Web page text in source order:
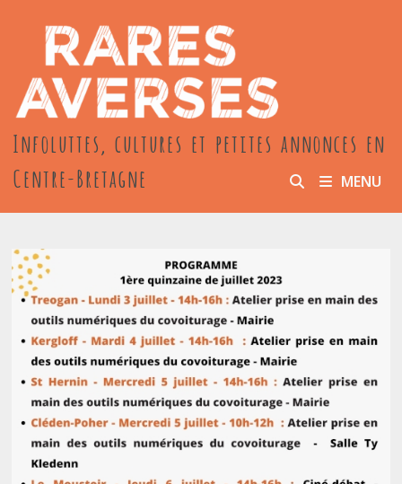
contenu
Infoluttes, cultures et petites annonces en
Centre-Bretagne
MENU